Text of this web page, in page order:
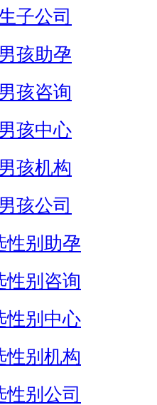
子公司
孩助孕
孩咨询
孩中心
孩机构
孩公司
性别助孕
性别咨询
性别中心
性别机构
性别公司